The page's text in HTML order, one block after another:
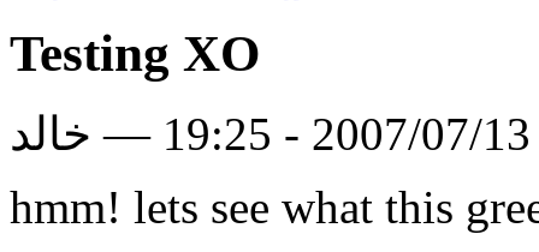
Testing XO
hmm! lets see what this